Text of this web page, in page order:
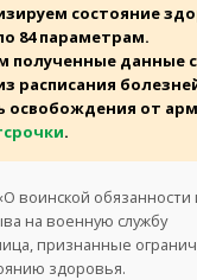
состояние
84 параметрам.
полученные данные с
расписания
освобождения от
.
воинской
на военную службу
признанные
здоровья.